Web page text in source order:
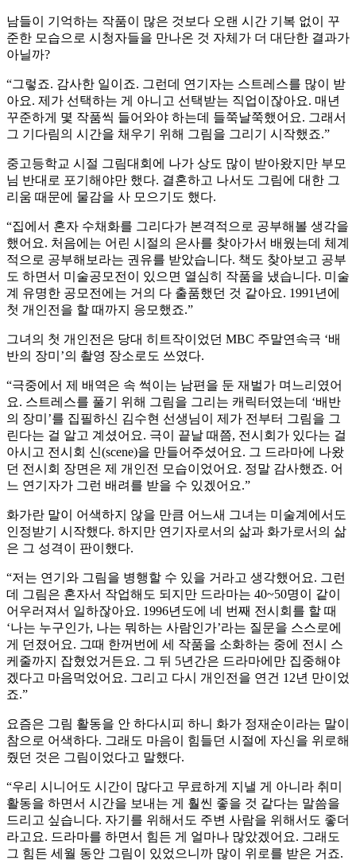
남들이 기억하는 작품이 많은 것보다 오랜 시간 기복 없이 꾸
준한 모습으로 시청자들을 만나온 것 자체가 더 대단한 결과가
아닐까?
“그렇죠. 감사한 일이죠. 그런데 연기자는 스트레스를 많이 받
아요. 제가 선택하는 게 아니고 선택받는 직업이잖아요. 매년
꾸준하게 몇 작품씩 들어와야 하는데 들쭉날쭉했어요. 그래서
그 기다림의 시간을 채우기 위해 그림을 그리기 시작했죠.”
중고등학교 시절 그림대회에 나가 상도 많이 받아왔지만 부모
님 반대로 포기해야만 했다. 결혼하고 나서도 그림에 대한 그
리움 때문에 물감을 사 모으기도 했다.
“집에서 혼자 수채화를 그리다가 본격적으로 공부해볼 생각을
했어요. 처음에는 어린 시절의 은사를 찾아가서 배웠는데 체계
적으로 공부해보라는 권유를 받았습니다. 책도 찾아보고 공부
도 하면서 미술공모전이 있으면 열심히 작품을 냈습니다. 미술
계 유명한 공모전에는 거의 다 출품했던 것 같아요. 1991년에
첫 개인전을 할 때까지 응모했죠.”
그녀의 첫 개인전은 당대 히트작이었던 MBC 주말연속극 ‘배
반의 장미’의 촬영 장소로도 쓰였다.
“극중에서 제 배역은 속 썩이는 남편을 둔 재벌가 며느리였어
요. 스트레스를 풀기 위해 그림을 그리는 캐릭터였는데 ‘배반
의 장미’를 집필하신 김수현 선생님이 제가 전부터 그림을 그
린다는 걸 알고 계셨어요. 극이 끝날 때쯤, 전시회가 있다는 걸
아시고 전시회 신(scene)을 만들어주셨어요. 그 드라마에 나왔
던 전시회 장면은 제 개인전 모습이었어요. 정말 감사했죠. 어
느 연기자가 그런 배려를 받을 수 있겠어요.”
화가란 말이 어색하지 않을 만큼 어느새 그녀는 미술계에서도
인정받기 시작했다. 하지만 연기자로서의 삶과 화가로서의 삶
은 그 성격이 판이했다.
“저는 연기와 그림을 병행할 수 있을 거라고 생각했어요. 그런
데 그림은 혼자서 작업해도 되지만 드라마는 40~50명이 같이
어우러져서 일하잖아요. 1996년도에 네 번째 전시회를 할 때
‘나는 누구인가, 나는 뭐하는 사람인가’라는 질문을 스스로에
게 던졌어요. 그때 한꺼번에 세 작품을 소화하는 중에 전시 스
케줄까지 잡혔었거든요. 그 뒤 5년간은 드라마에만 집중해야
겠다고 마음먹었어요. 그리고 다시 개인전을 연건 12년 만이었
죠.”
요즘은 그림 활동을 안 하다시피 하니 화가 정재순이라는 말이
참으로 어색하다. 그래도 마음이 힘들던 시절에 자신을 위로해
줬던 것은 그림이었다고 말했다.
“우리 시니어도 시간이 많다고 무료하게 지낼 게 아니라 취미
활동을 하면서 시간을 보내는 게 훨씬 좋을 것 같다는 말씀을
드리고 싶습니다. 자기를 위해서도 주변 사람을 위해서도 좋더
라고요. 드라마를 하면서 힘든 게 얼마나 많았겠어요. 그래도
그 힘든 세월 동안 그림이 있었으니까 많이 위로를 받은 거죠.